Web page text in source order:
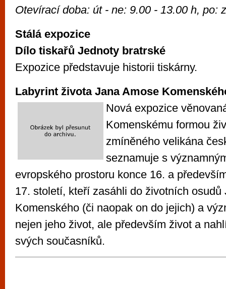
Otevírací doba: út - ne: 9.00 - 13.00 h, po:
Stálá expozice
Dílo tiskařů Jednoty bratrské
Expozice představuje historii tiskárny.
Labyrint života Jana Amose
Nová expozice
Komenskému formou
zmíněného velikána
seznamuje s
evropského prostoru konce 16. a
17. století, kteří zasáhli do životních osudů
Komenského (či naopak on do jejich) a
nejen jeho život, ale především život a
svých současníků.